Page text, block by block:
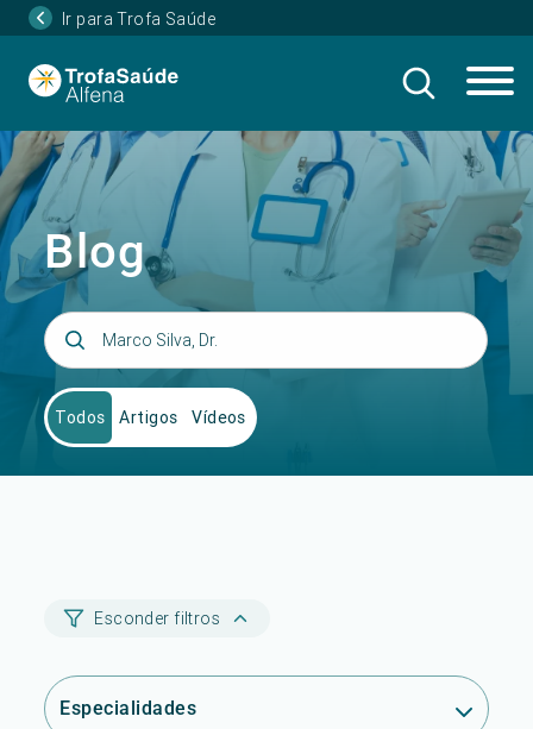
Ir para Trofa Saúde
Blog
Todos Artigos Vídeos
Esconder filtros
Especialidades